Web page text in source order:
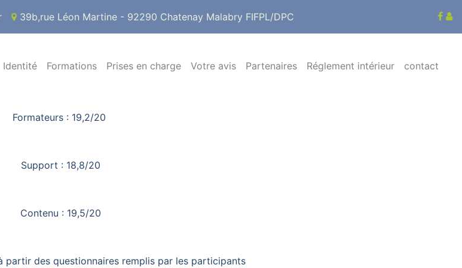
39b,rue Léon Martine - 92290 Chatenay Malabry FIFPL/DPC
Identité Formations Prises en charge Votre avis Partenaires Réglement intérieur contact
Formateurs : 19,2/20
Support : 18,8/20
Contenu : 19,5/20
partir des questionnaires remplis par les participants